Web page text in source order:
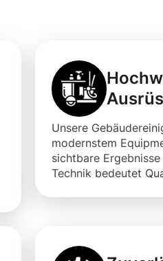
Unsere
modernstem
sichtbare
Technik bedeutet